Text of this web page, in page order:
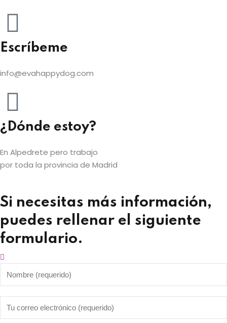
Escríbeme
info@evahappydog.com
¿Dónde estoy?
En Alpedrete pero trabajo
por toda la provincia de Madrid
Si necesitas más información,
puedes rellenar el siguiente
formulario.​